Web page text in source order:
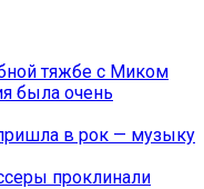
тяжбе с Миком
была очень
в рок — музыку
проклинали